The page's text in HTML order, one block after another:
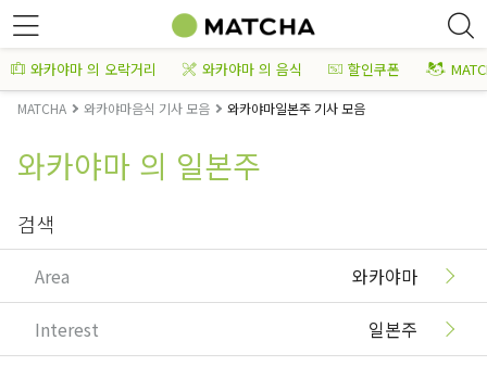
와카야마 의 오락거리 와카야마 의 음식 할인쿠폰
MATCHA 와카야마음식 기사 모음 와카야마일본주 기사 모음
와카야마 의 일본주
검색
Area 와카야마
Interest 일본주